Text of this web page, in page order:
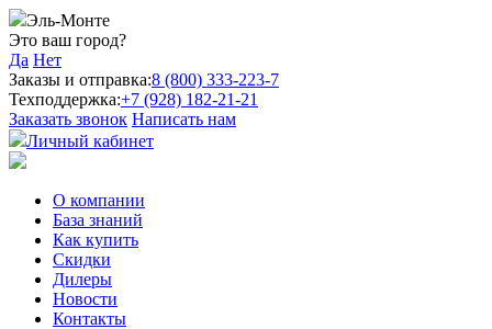
Эль-Монте
Это ваш город?
Да Нет
Заказы и отправка:8 (800) 333-223-7
Техподдержка:+7 (928) 182-21-21
Заказать звонок Написать нам
Личный кабинет
О компании
База знаний
Как купить
Скидки
Дилеры
Новости
Контакты